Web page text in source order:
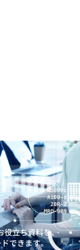
役立ち資料を、
できます。